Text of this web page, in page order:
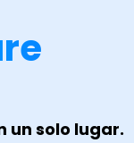
un solo lugar.